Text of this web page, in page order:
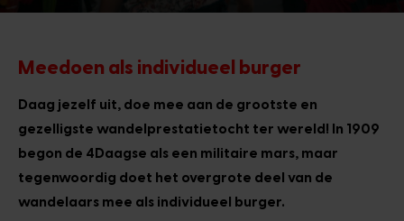
Meedoen als individueel burger
Daag jezelf uit, doe mee aan de grootste en
gezelligste wandelprestatietocht ter wereld! In 1909
begon de 4Daagse als een militaire mars, maar
tegenwoordig doet het overgrote deel van de
wandelaars mee als individueel burger.
4Daagse. Waar kan ik je mee helpen?